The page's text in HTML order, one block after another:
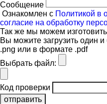
Сообщение
Ознакомлен с Политикой в
согласие на обработку
Так же мы можем
Вы можите загрузить один
.png или в формате .pdf
Выбрать файл:
Код проверки
отправить